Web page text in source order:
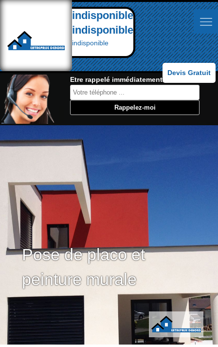
indisponible
indisponible
indisponible
Devis Gratuit
Etre rappelé immédiatement:
Pose de placo et
peinture murale